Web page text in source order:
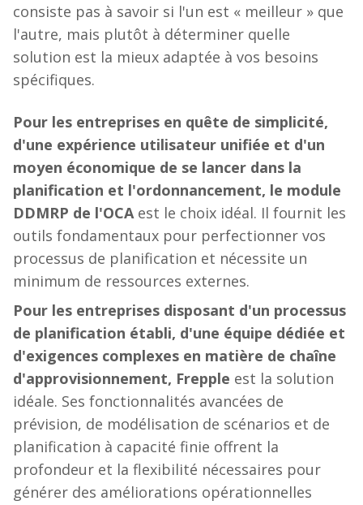
consiste pas à savoir si l'un est « meilleur » que
l'autre, mais plutôt à déterminer quelle
solution est la mieux adaptée à vos besoins
spécifiques.
Pour les entreprises en quête de simplicité,
d'une expérience utilisateur unifiée et d'un
moyen économique de se lancer dans la
planification et l'ordonnancement, le module
DDMRP de l'OCA est le choix idéal. Il fournit les
outils fondamentaux pour perfectionner vos
processus de planification et nécessite un
minimum de ressources externes.
Pour les entreprises disposant d'un processus
de planification établi, d'une équipe dédiée et
d'exigences complexes en matière de chaîne
d'approvisionnement, Frepple est la solution
idéale. Ses fonctionnalités avancées de
prévision, de modélisation de scénarios et de
planification à capacité finie offrent la
profondeur et la flexibilité nécessaires pour
générer des améliorations opérationnelles